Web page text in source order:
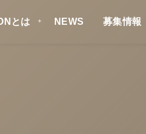
とは NEWS 募集情報